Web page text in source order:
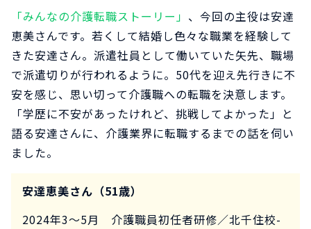
「みんなの介護転職ストーリー」 、今回の主役は安達
恵美さんです。若くして結婚し色々な職業を経験して
きた安達さん。派遣社員として働いていた矢先、職場
で派遣切りが行われるように。50代を迎え先行きに不
安を感じ、思い切って介護職への転職を決意します。
「学歴に不安があったけれど、挑戦してよかった」と
語る安達さんに、介護業界に転職するまでの話を伺い
ました。
安達恵美さん（51歳）
2024年3～5月 介護職員初任者研修／北千住校-